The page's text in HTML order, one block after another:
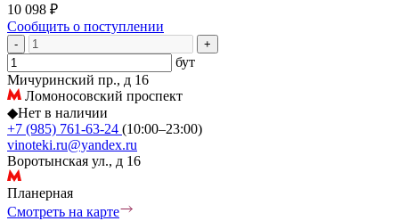
10 098 ₽
Сообщить о поступлении
- +
бут
Мичуринский пр., д 16
Ломоносовский проспект
◆Нет в наличии
+7 (985) 761-63-24 (10:00–23:00)
vinoteki.ru@yandex.ru
Воротынская ул., д 16
Планерная
Смотреть на карте